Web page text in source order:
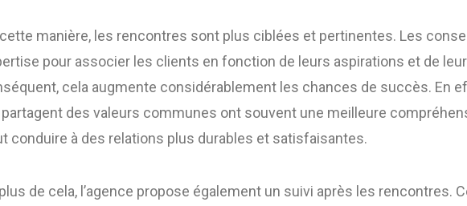
manière, les rencontres sont plus ciblées et pertinentes. Les
pour associer les clients en fonction de leurs aspirations et de
cela augmente considérablement les chances de succès. En
partagent des valeurs communes ont souvent une meilleure
conduire à des relations plus durables et satisfaisantes.
de cela, l’agence propose également un suivi après les rencontres.